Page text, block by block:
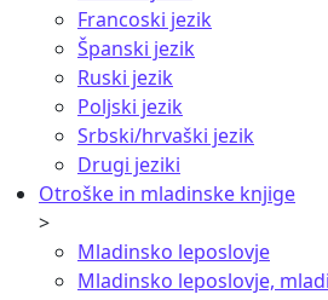
Francoski jezik
Španski jezik
Ruski jezik
Poljski jezik
Srbski/hrvaški jezik
Drugi jeziki
Otroške in mladinske knjige
>
Mladinsko leposlovje
Mladinsko leposlovje,